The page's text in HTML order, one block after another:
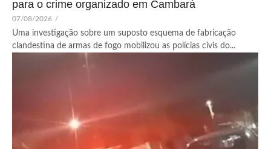
para o crime organizado em Cambará
07/08/2026 /
Uma investigação sobre um suposto esquema de fabricação
clandestina de armas de fogo mobilizou as polícias civis do...